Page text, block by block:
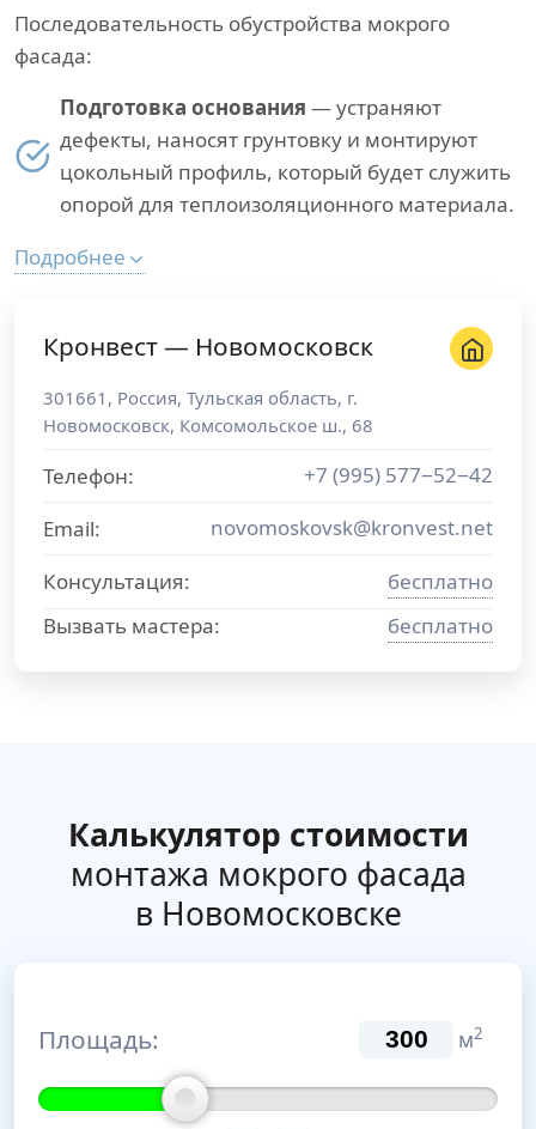
Последовательность обустройства мокрого
фасада:
Подготовка основания — устраняют
дефекты, наносят грунтовку и монтируют
цокольный профиль, который будет служить
опорой для теплоизоляционного материала.
Подробнее
Кронвест — Новомосковск
301661 , Россия, Тульская область, г.
Новомосковск, Комсомольское ш., 68
Телефон:
+7 (995) 577−52−42
Email:
novomoskovsk@kronvest.net
Консультация:
бесплатно
Вызвать мастера:
бесплатно
Калькулятор стоимости
монтажа мокрого фасада
в Новомосковске
Площадь: м2